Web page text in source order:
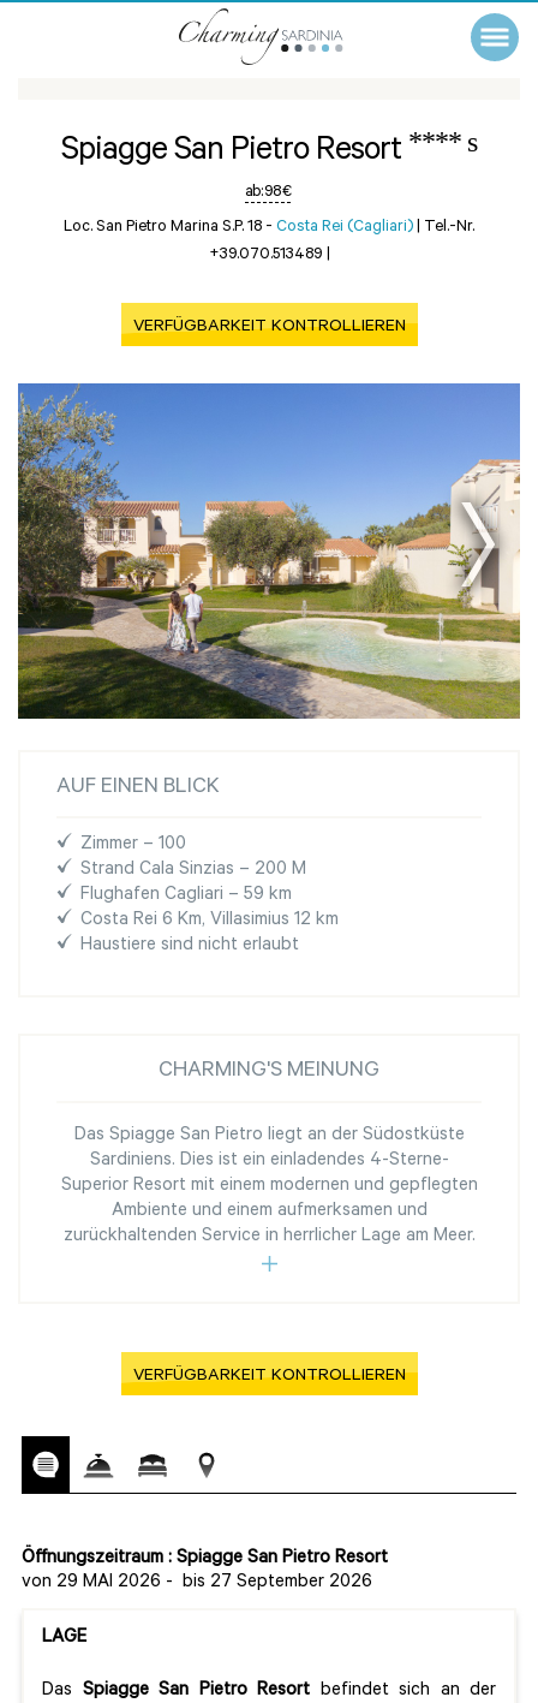
Spiagge San Pietro Resort **** s
ab:98 €
Loc. San Pietro Marina S.P. 18 - Costa Rei (Cagliari) | Tel.-Nr.
+39.070.513489 |
VERFÜGBARKEIT KONTROLLIEREN
AUF EINEN BLICK
Zimmer – 100
Strand Cala Sinzias – 200 M
Flughafen Cagliari – 59 km
Costa Rei 6 Km, Villasimius 12 km
Haustiere sind nicht erlaubt
CHARMING'S MEINUNG
Das Spiagge San Pietro liegt an der Südostküste
Sardiniens. Dies ist ein einladendes 4-Sterne-
Superior Resort mit einem modernen und gepflegten
Ambiente und einem aufmerksamen und
zurückhaltenden Service in herrlicher Lage am Meer.
VERFÜGBARKEIT KONTROLLIEREN
Öffnungszeitraum : Spiagge San Pietro Resort
von 29 MAI 2026 - bis 27 September 2026
LAGE
Das Spiagge San Pietro Resort befindet sich an der